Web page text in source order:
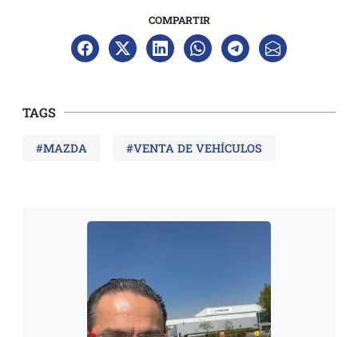
COMPARTIR
TAGS
#MAZDA #VENTA DE VEHÍCULOS